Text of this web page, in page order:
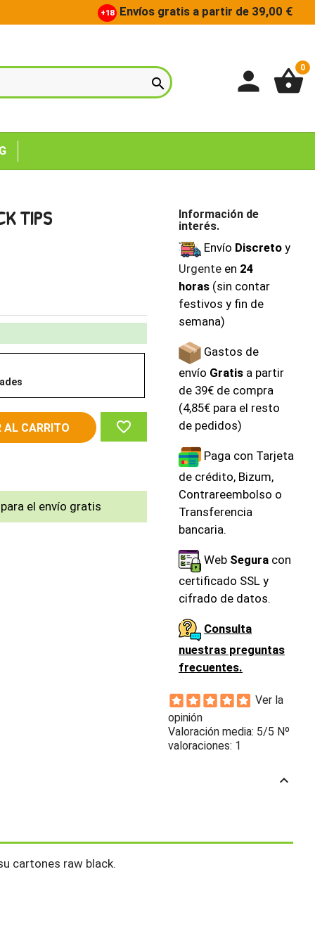
+18 Envíos gratis a partir de 39,00 €
 person shopping_basket
0
TIPS
AL CARRITO favorite_border
el envío gratis
Información de
interés.
Envío Discretoy
Urgenteen 24
horas(sin contar
festivos y fin de
semana)
Gastos de
envío Gratisa partir
de 39€ de compra
(4,85€ para el resto
de pedidos)
Paga con Tarjeta
de crédito, Bizum,
Contrareembolso o
Transferencia
bancaria.
Web Seguracon
certificado SSL y
cifrado de datos.
Consulta
nuestras preguntas
frecuentes.
Ver la
opinión
Valoración media: 5/5 Nº
valoraciones: 1
keyboard_arrow_up
cartones raw black.